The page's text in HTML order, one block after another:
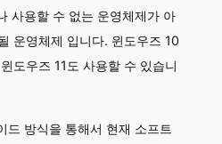
사용할 수 없는 운영체제가 아
운영체제 입니다. 윈도우즈 10
도우즈 11도 사용할 수 있습니
드 방식을 통해서 현재 소프트